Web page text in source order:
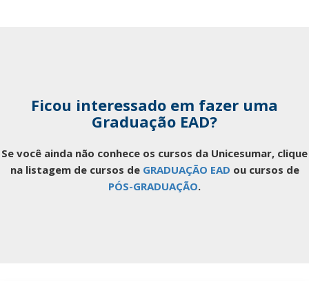
Ficou interessado em fazer uma
Graduação EAD?
Se você ainda não conhece os cursos da Unicesumar, clique
na listagem de cursos de GRADUAÇÃO EAD ou cursos de
PÓS-GRADUAÇÃO.